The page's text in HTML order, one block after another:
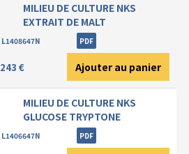
MILIEU DE CULTURE NKS
EXTRAIT DE MALT
L1408647N PDF
243 € Ajouter au panier
MILIEU DE CULTURE NKS
GLUCOSE TRYPTONE
L1406647N PDF